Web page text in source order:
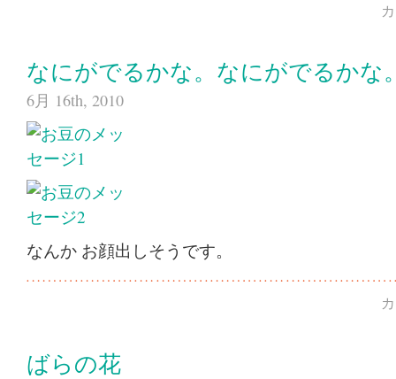
なにがでるかな。なにがでるかな
6月 16th, 2010
なんか お顔出しそうです。
ばらの花